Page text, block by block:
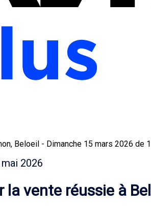
Beloeil - Dimanche 15 mars 2026 de
2026
vente réussie à